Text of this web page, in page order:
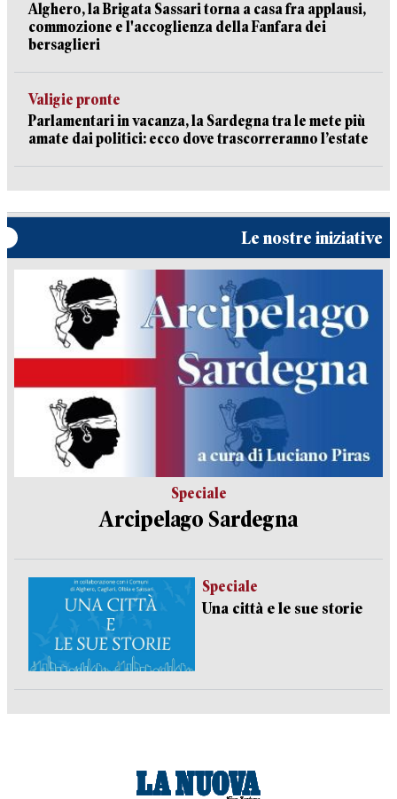
Alghero, la Brigata Sassari torna a casa fra applausi,
commozione e l'accoglienza della Fanfara dei
bersaglieri
Valigie pronte
Parlamentari in vacanza, la Sardegna tra le mete più
amate dai politici: ecco dove trascorreranno l’estate
Le nostre iniziative
Speciale
Arcipelago Sardegna
Speciale
Una città e le sue storie